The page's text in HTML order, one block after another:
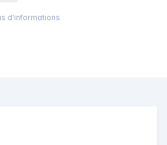
d'informations